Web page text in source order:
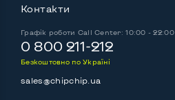
Контакти
Графік роботи Call Center: 10:00 - 22:00
0 800 211-212
Безкоштовно по Україні
sales@chipchip.ua